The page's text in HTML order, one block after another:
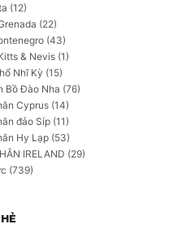
(12)
(22)
(43)
& Nevis (1)
Nhĩ Kỳ (15)
Bồ Đào Nha (76)
Cyprus (14)
đảo Síp (11)
Hy Lạp(53)
IRELAND (29)
(739)